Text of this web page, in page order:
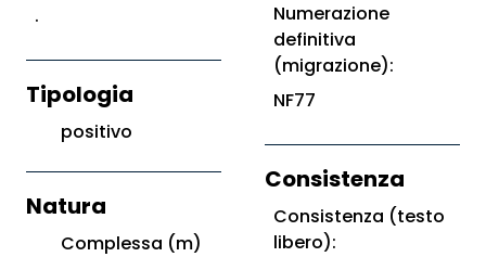
.
Tipologia
positivo
Natura
Complessa (m)
Numerazione
definitiva
(migrazione):
NF77
Consistenza
Consistenza (testo
libero):